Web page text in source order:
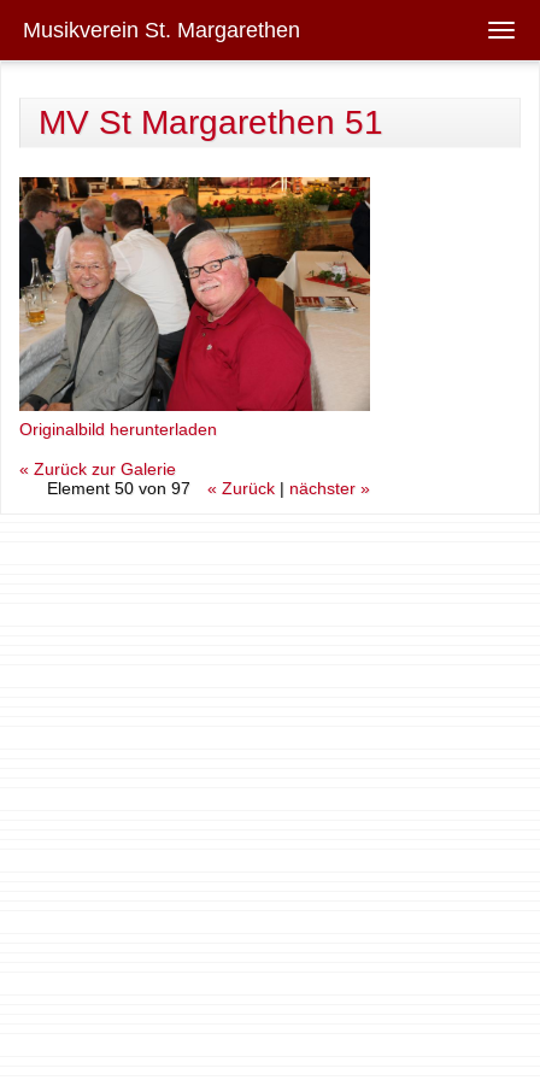
Musikverein St. Margarethen
MV St Margarethen 51
Originalbild herunterladen
« Zurück zur Galerie
Element 50 von 97
« Zurück | nächster »